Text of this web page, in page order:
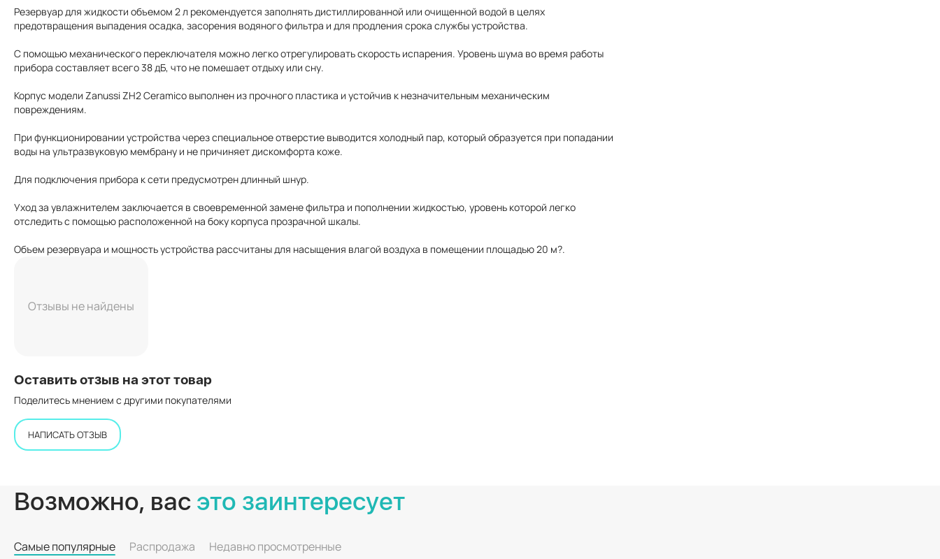
Резервуар для жидкости объемом 2 л рекомендуется заполнять дистиллированной или очищенной водой в целях
предотвращения выпадения осадка, засорения водяного фильтра и для продления срока службы устройства.
С помощью механического переключателя можно легко отрегулировать скорость испарения. Уровень шума во время работы
прибора составляет всего 38 дБ, что не помешает отдыху или сну.
Корпус модели Zanussi ZH2 Ceramico выполнен из прочного пластика и устойчив к незначительным механическим
повреждениям.
При функционировании устройства через специальное отверстие выводится холодный пар, который образуется при попадании
воды на ультразвуковую мембрану и не причиняет дискомфорта коже.
Для подключения прибора к сети предусмотрен длинный шнур.
Уход за увлажнителем заключается в своевременной замене фильтра и пополнении жидкостью, уровень которой легко
отследить с помощью расположенной на боку корпуса прозрачной шкалы.
Объем резервуара и мощность устройства рассчитаны для насыщения влагой воздуха в помещении площадью 20 м?.
Отзывы не найдены
Оставить отзыв на этот товар
Поделитесь мнением с другими покупателями
НАПИСАТЬ ОТЗЫВ
Возможно, вас это заинтересует
Самые популярные Распродажа Недавно просмотренные